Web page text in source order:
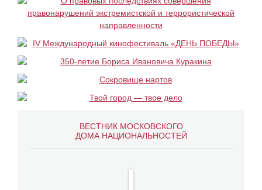
ВЕСТНИК МОСКОВСКОГО
ДОМА НАЦИОНАЛЬНОСТЕЙ